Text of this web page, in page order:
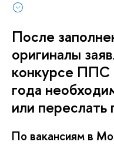
После
оригиналы
конкурсе ППС
года
или
По вакансиям в